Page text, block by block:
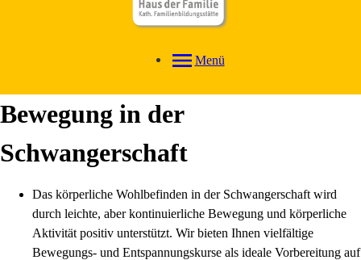
Menü
Bewegung in der
Schwangerschaft
Das körperliche Wohlbefinden in der Schwangerschaft wird
durch leichte, aber kontinuierliche Bewegung und körperliche
Aktivität positiv unterstützt. Wir bieten Ihnen vielfältige
Bewegungs- und Entspannungskurse als ideale Vorbereitung auf